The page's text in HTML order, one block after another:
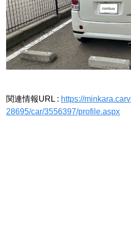
関連情報URL : https://
28695/car/3556397/profile.aspx